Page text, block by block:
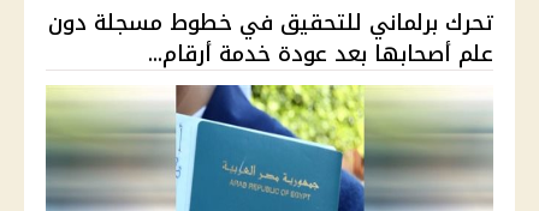
تحرك برلماني للتحقيق في خطوط مسجلة دون
علم أصحابها بعد عودة خدمة أرقام...